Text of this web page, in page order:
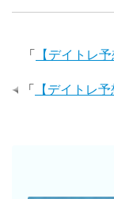
「 【デイトレ
「 【デイトレ